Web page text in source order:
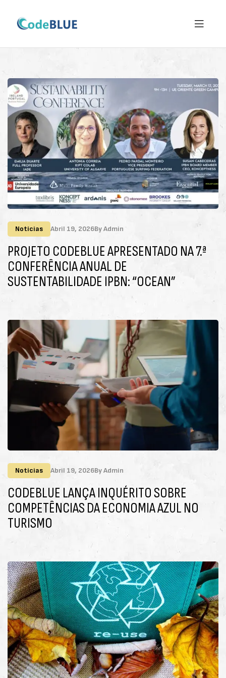
CodeBlue
Project
Notícias Abril 19, 2026ByAdmin
PROJETO CODEBLUE APRESENTADO NA 7.ª
CONFERÊNCIA ANUAL DE
SUSTENTABILIDADE IPBN: “OCEAN”
Notícias Abril 19, 2026ByAdmin
CODEBLUE LANÇA INQUÉRITO SOBRE
COMPETÊNCIAS DA ECONOMIA AZUL NO
TURISMO